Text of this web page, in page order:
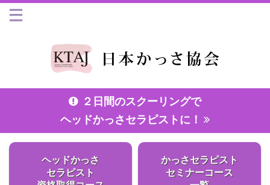
２日間のスクーリングで
ヘッドかっさセラピストに！
ヘッドかっさ
セラピスト
かっさセラピスト
セミナーコース